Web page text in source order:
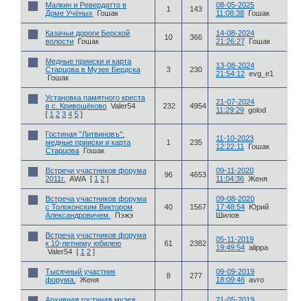
Малкин и Ревердатто в
Доме Учёных
Гошак 1 143
08-05-2025
11:08:38 Гошак
Казачьи дороги Берской
волости Гошак 10 366
14-08-2024
21:26:27 Гошак
Медные прииски и карта
Старцова в Музее Бердска
Гошак
3 230
13-08-2024
21:54:12 evg_e1
Установка памятного креста
в с. Кривощёково Valer54
[ 1 2 3 4 5 ]
232 4954
21-07-2024
11:29:29 golod
Гостиная "Литвиновъ":
медные прииски и карта
Старцова Гошак
1 235
11-10-2023
12:22:11
Гошак
Встречи участников форума
2011г.
AWA [ 1 2 ] 96 4653
09-11-2020
11:04:36 Женя
Встреча участников форума
с Толоконским Виктором
Александровичем.
Пэжэ
40 1567
09-08-2020
17:48:54 Юрий
Шилов
Встреча участников форума
к 10-летнему юбилею
Valer54 [ 1 2 ]
61 2382
05-11-2019
19:49:54 alippa
Тысячный участник
форума.
Женя 8 277
09-09-2019
18:09:46 avro